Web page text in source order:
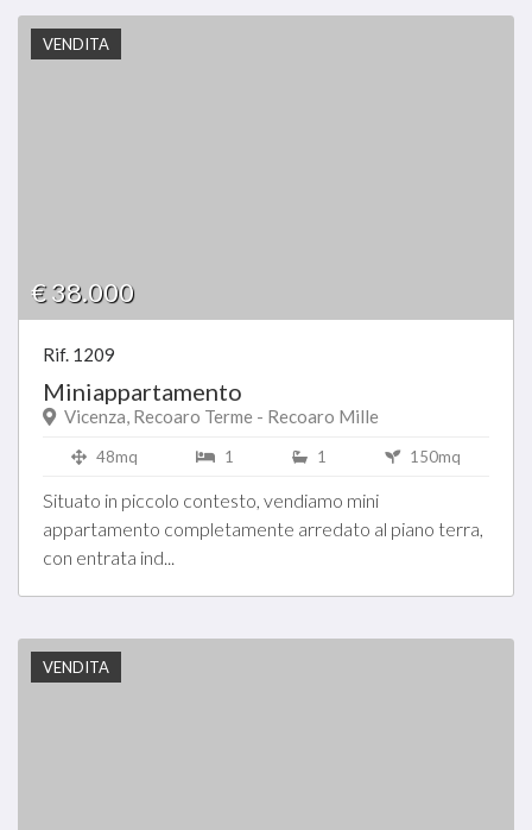
VENDITA
€ 38.000
Rif. 1209
Miniappartamento
Vicenza, Recoaro Terme - Recoaro Mille
48mq 1 1 150mq
Situato in piccolo contesto, vendiamo mini
appartamento completamente arredato al piano terra,
con entrata ind...
VENDITA